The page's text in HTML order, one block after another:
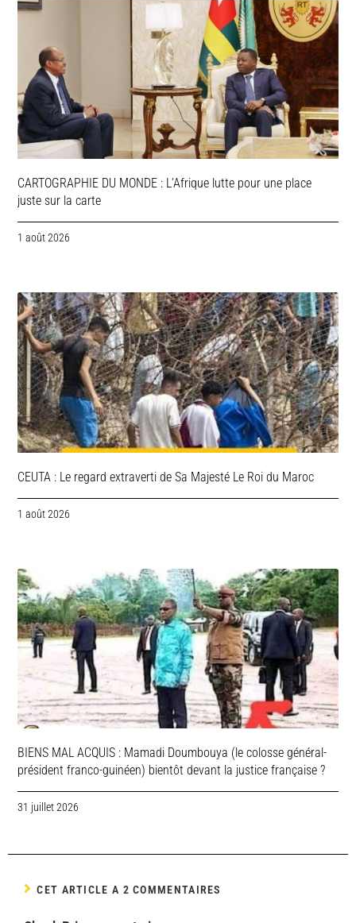
CARTOGRAPHIE DU MONDE : L’Afrique lutte pour une place
juste sur la carte
1 août 2026
CEUTA : Le regard extraverti de Sa Majesté Le Roi du Maroc
1 août 2026
BIENS MAL ACQUIS : Mamadi Doumbouya (le colosse général-
président franco-guinéen) bientôt devant la justice française ?
31 juillet 2026
CET ARTICLE A 2 COMMENTAIRES